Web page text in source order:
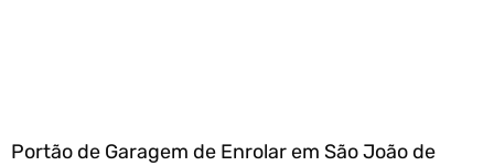
Portão de Garagem de Enrolar em São João de